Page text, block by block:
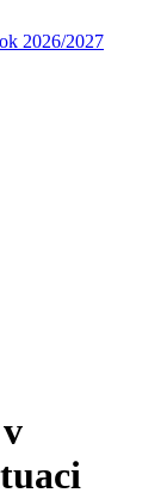
2026/2027